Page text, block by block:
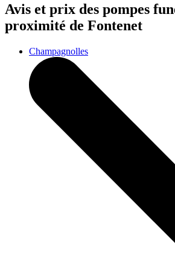
Avis et prix des pompes
proximité de Fontenet
Champagnolles